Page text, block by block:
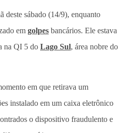
deste sábado (14/9), enquanto
em golpes bancários. Ele estava
na QI 5 do Lago Sul, área nobre do
em que retirava um
instalado em um caixa eletrônico
o dispositivo fraudulento e